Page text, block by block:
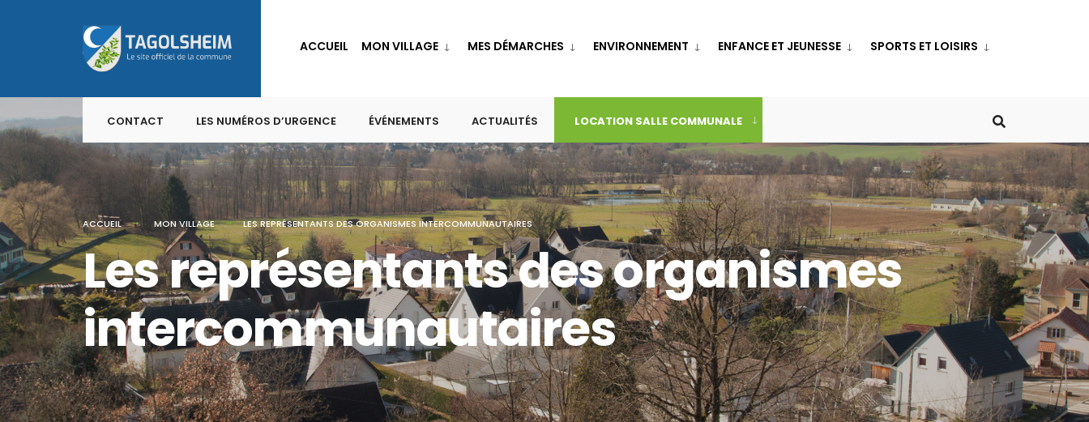
to
content
ACCUEIL MON VILLAGE MES DÉMARCHES ENVIRONNEMENT ENFANCE ET JEUNESSE SPORTS ET LOISIRS
CONTACT LES NUMÉROS D’URGENCE ÉVÉNEMENTS ACTUALITÉS LOCATION SALLE COMMUNALE
ACCUEIL MON VILLAGE LES REPRÉSENTANTS DES ORGANISMES INTERCOMMUNAUTAIRES
Les représentants des organismes
intercommunautaires